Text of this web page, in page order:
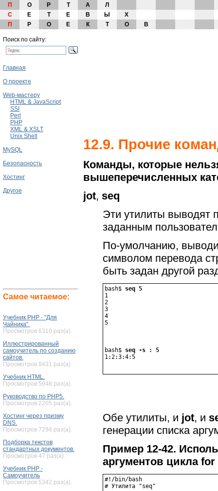
П О Р Т А
Л
С
Е Т Е В Ы
Х
П
Р О Е К Т О В
Поиск по сайту:
Главная
О проекте
Web-мастеру
HTML & JavaScript
SSI
Perl
PHP
XML & XSLT
Unix Shell
MySQL
Безопасность
Хостинг
Другое
Самое читаемое:
Учебник PHP - "Для
Чайника".
Просмотров 6310 раз(а).
Иллюстрированный
самоучитель по созданию
сайтов.
Просмотров 8431 раз(а).
Учебник HTML.
Просмотров 5048 раз(а).
Руководство по PHP5.
Просмотров 2205 раз(а).
Хостинг через призму
DNS.
Просмотров 7294 раз(а).
Подборка текстов
стандартных документов.
Просмотров 47 раз(а).
Учебник PHP -
Самоучитель
Просмотров 5342 раз(а).
12.9. Прочие
Команды, которые
вышеперечисленных
jot, seq
Эти утилиты выводят
заданным
По-умолчанию,
символом перевода
быть задан другой
bash$ seq 5
1
2
3
4
5
bash$ seq -s : 5
1:2:3:4:5
Обе утилиты, и jot, и
генерации списка
Пример 12-42.
аргументов цикла for
#!/bin/bash
# Утилита "seq"